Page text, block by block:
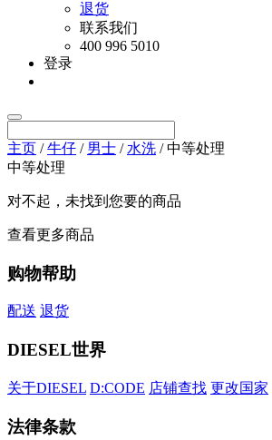
退货
联系我们
400 996 5010
登录
主页 /牛仔 / 男士 / 水洗 / 中等处理
中等处理
对不起，未找到您要的商品
查看更多商品
购物帮助
配送 退货
DIESEL世界
关于DIESEL D:CODE 店铺查找 更改国家
法律条款